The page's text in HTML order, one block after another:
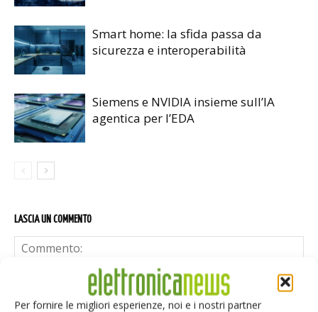
Per fornire le migliori esperienze, noi e i nostri partner
Smart home: la sfida passa da
sicurezza e interoperabilità
Siemens e NVIDIA insieme sull’IA
agentica per l’EDA
LASCIA UN COMMENTO